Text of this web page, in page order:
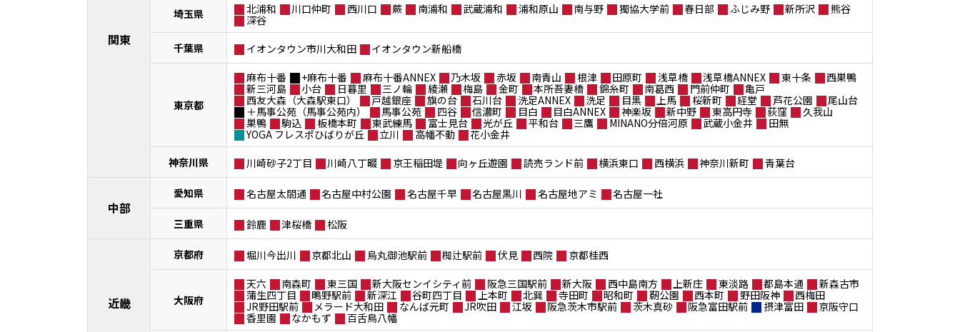
関東
埼玉県 北浦和 川口仲町 西川口 蕨 南浦和 武蔵浦和 浦和原山 南与野 獨協大学前 春日部 ふじみ野 新所沢
熊谷
深谷
千葉県
イオンタウン市川大和田 イオンタウン新船橋
東京都
麻布十番 +麻布十番 麻布十番ANNEX 乃木坂 赤坂 南青山 根津 田原町 浅草橋 浅草橋ANNEX 東十条
西巣鴨
新三河島
小台 日暮里 三ノ輪 綾瀬 梅島 金町 本所吾妻橋 錦糸町 南葛西 門前仲町
亀戸
西友大森（大森駅東口）
戸越銀座 旗の台 石川台 洗足ANNEX 洗足 目黒 上馬 桜新町 経堂 芦花公園
尾山台
＋馬事公苑（馬事公苑内）
馬事公苑 四谷 信濃町 目白 目白ANNEX 神楽坂 新中野 東高円寺 荻窪
久我山
巣鴨
駒込 板橋本町 東武練馬 富士見台 光が丘 平和台 三鷹 MINANO分倍河原 武蔵小金井
田無
YOGA フレスポひばりが丘
立川 高幡不動
花小金井
神奈川県
川崎砂子2丁目 川崎八丁畷 京王稲田堤 向ヶ丘遊園 読売ランド前 横浜東口 西横浜 神奈川新町 青葉台
中部
愛知県 名古屋太閤通 名古屋中村公園 名古屋千早 名古屋黒川 名古屋地アミ 名古屋一社
三重県 鈴鹿 津桜橋 松阪
近畿
京都府 堀川今出川 京都北山 烏丸御池駅前 椥辻駅前 伏見 西院 京都桂西
大阪府
天六 南森町 東三国 新大阪センイシティ前 阪急三国駅前 新大阪 西中島南方 上新庄 東淡路 都島本通
新森古市
蒲生四丁目
鴫野駅前 新深江 谷町四丁目 上本町 北巽 寺田町 昭和町 靭公園 西本町 野田阪神
西梅田
JR野田駅前
メラード大和田 なんば元町 JR吹田 江坂 阪急茨木市駅前 茨木真砂 阪急富田駅前 摂津富田
京阪守口
香里園
なかもず 百舌鳥八幡